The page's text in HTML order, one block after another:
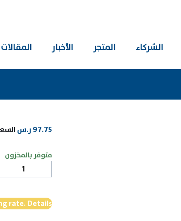
الشركاء المتجر الأخبار المقالات
97.75ر.س
متوفر بالمخزون
حيث
الأطفال
rate. Details